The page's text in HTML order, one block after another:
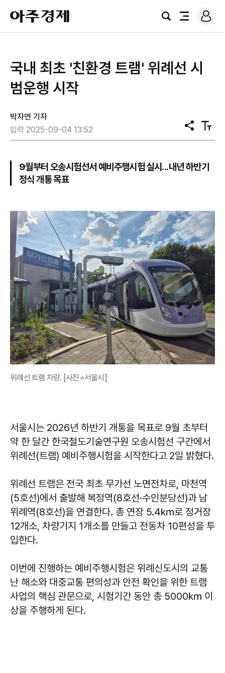
아
주
경
검
전
로
그
국내 최초 '친환경 트램' 위례선 시
범운행 시작
박자연 기자
입력 2025-09-04 13:52
공
유
텍
스
기
9월부터 오송시험선서 예비주행시험 실시...내년 하반기
정식 개통 목표
위례선 트램 차량. [사진=서울시]
서울시는 2026년 하반기 개통을 목표로 9월 초부터
약 한 달간 한국철도기술연구원 오송시험선 구간에서
위례선(트램) 예비주행시험을 시작한다고 2일 밝혔다.
위례선 트램은 전국 최초 무가선 노면전차로, 마천역
(5호선)에서 출발해 복정역(8호선·수인분당선)과 남
위례역(8호선)을 연결한다. 총 연장 5.4㎞로 정거장
12개소, 차량기지 1개소를 만들고 전동차 10편성을 투
입한다.
이번에 진행하는 예비주행시험은 위례신도시의 교통
난 해소와 대중교통 편의성과 안전 확인을 위한 트램
사업의 핵심 관문으로, 시험기간 동안 총 5000㎞ 이
상을 주행하게 된다.